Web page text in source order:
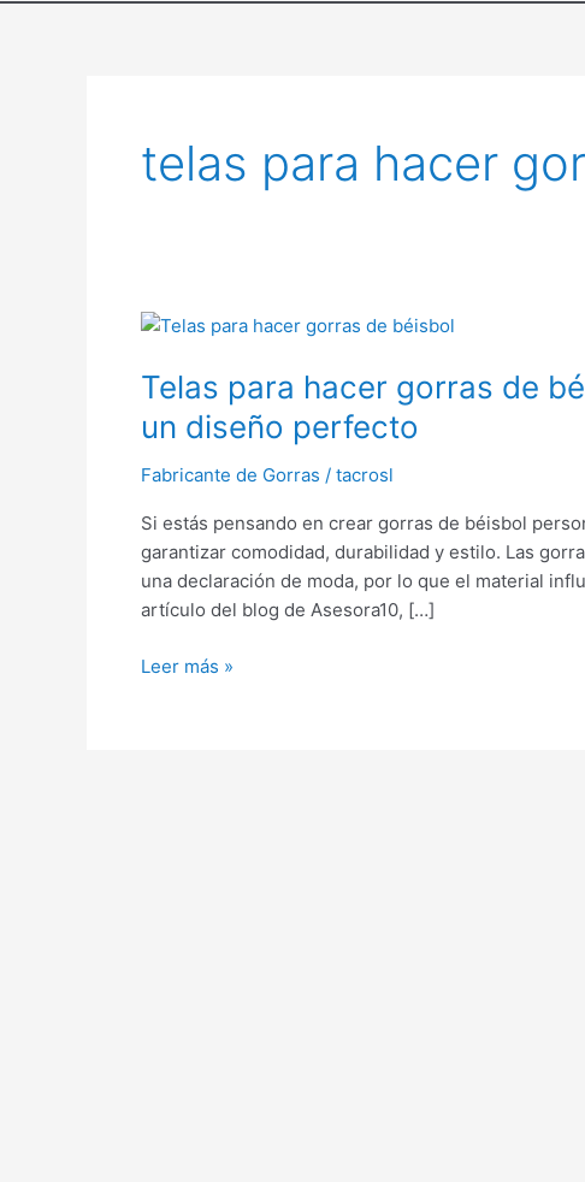
telas para hacer
Telas para hacer gorras de
un diseño perfecto
Fabricante de Gorras / tacrosl
Si estás pensando en crear gorras de béisbol
garantizar comodidad, durabilidad y estilo. Las
una declaración de moda, por lo que el material
artículo del blog de Asesora10, […]
Telas
hacer
de
béisbol:
ideales
para
un
diseño
Leer más »